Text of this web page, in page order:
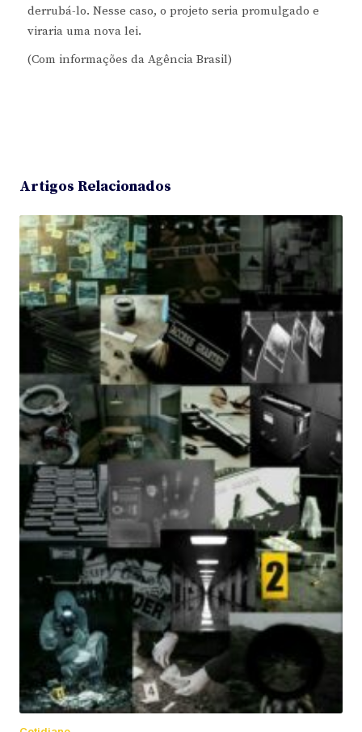
derrubá-lo. Nesse caso, o projeto seria promulgado e
viraria uma nova lei.
(Com informações da Agência Brasil)
Artigos Relacionados